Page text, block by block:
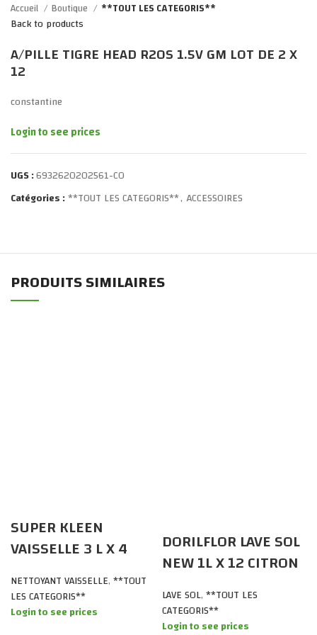
Accueil Boutique **TOUT LES CATEGORIS**
Back to products
A/PILLE TIGRE HEAD R20S 1.5V GM LOT DE 2 X
12
constantine
Login to see prices
UGS :6932620202561-CO
Catégories :**TOUT LES CATEGORIS**, ACCESSOIRES
PRODUITS SIMILAIRES
SUPER KLEEN
VAISSELLE 3 L X 4
NETTOYANT VAISSELLE,**TOUT
LES CATEGORIS**
Login to see prices
DORILFLOR LAVE SOL
NEW 1L X 12 CITRON
LAVE SOL,**TOUT LES
CATEGORIS**
Login to see prices